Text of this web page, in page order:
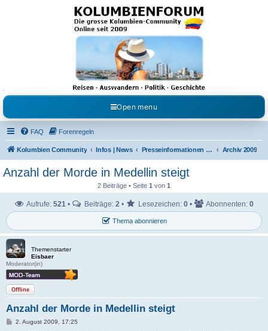
Kolumbienforum - Das
grosse Forum der
Freunde Kolumbiens
Reisen, Auswandern, Kultur, Politik, Geschichte und Visum in Kolumbien und Venezuela.
Austausch, Erfahrungen und Gemeinschaft im Kolumbienforum
Open menu
FAQ Forenregeln
Kolumbien Community Infos | News Presseinformationen & Neuigkeiten Archiv 2009
Anzahl der Morde in Medellin steigt
2 Beiträge • Seite 1 von 1
Thema abonnieren
Aufrufe: 521 • Beiträge: 2 • Lesezeichen: 0 • Abonnenten: 0
Themenstarter
Eisbaer
Moderator(in)
Offline
Anzahl der Morde in Medellin steigt
B2. August 2009, 17:25